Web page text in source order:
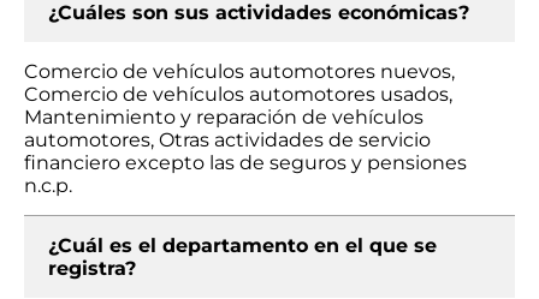
¿Cuáles son sus actividades económicas?
Comercio de vehículos automotores nuevos,
Comercio de vehículos automotores usados,
Mantenimiento y reparación de vehículos
automotores, Otras actividades de servicio
financiero excepto las de seguros y pensiones
n.c.p.
¿Cuál es el departamento en el que se
registra?